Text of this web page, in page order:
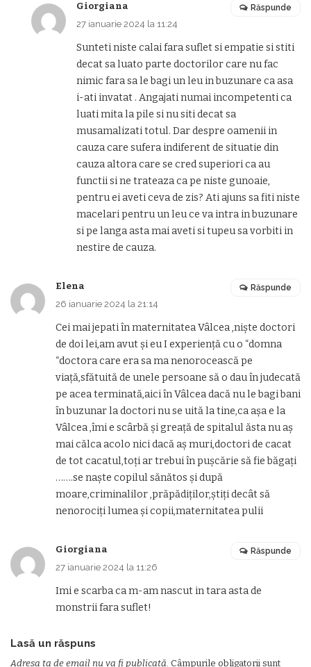
Giorgiana
27 ianuarie 2024 la 11:24
Sunteti niste calai fara suflet si empatie si stiti
decat sa luato parte doctorilor care nu fac
nimic fara sa le bagi un leu in buzunare ca asa
i-ati invatat . Angajati numai incompetenti ca
luati mita la pile si nu siti decat sa
musamalizati totul. Dar despre oamenii in
cauza care sufera indiferent de situatie din
cauza altora care se cred superiori ca au
functii si ne trateaza ca pe niste gunoaie,
pentru ei aveti ceva de zis? Ati ajuns sa fiti niste
macelari pentru un leu ce va intra in buzunare
si pe langa asta mai aveti si tupeu sa vorbiti in
nestire de cauza.
Răspunde
Elena
26 ianuarie 2024 la 21:14
Cei mai jepati în maternitatea Vâlcea ,niște doctori
de doi lei,am avut și eu I experiență cu o “domna
“doctora care era sa ma nenorocească pe
viață,sfătuită de unele persoane să o dau în judecată
pe acea terminată,aici în Vâlcea dacă nu le bagi bani
în buzunar la doctori nu se uită la tine,ca așa e la
Vâlcea ,îmi e scârbă și greață de spitalul ăsta nu aș
mai călca acolo nici dacă aș muri,doctori de cacat
de tot cacatul,toți ar trebui în pușcărie să fie băgați
…….se naște copilul sănătos și după
moare,criminalilor ,prăpădiților,știți decât să
nenorociți lumea și copii,maternitatea pulii
Răspunde
Giorgiana
27 ianuarie 2024 la 11:26
Imi e scarba ca m-am nascut in tara asta de
monstrii fara suflet!
Răspunde
Lasă un răspuns
Adresa ta de email nu va fi publicată. Câmpurile obligatorii sunt